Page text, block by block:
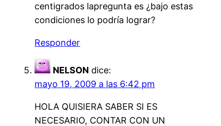
centigrados lapregunta es ¿bajo estas
condiciones lo podría lograr?
Responder
NELSON dice:
mayo 19, 2009 a las 6:42 pm
HOLA QUISIERA SABER SI ES
NECESARIO, CONTAR CON UN